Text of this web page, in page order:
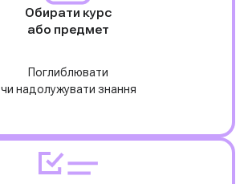
Обирати курс
або предмет
Поглиблювати
чи надолужувати знання